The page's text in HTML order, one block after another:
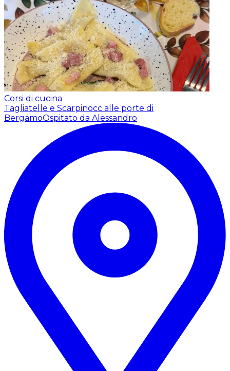
Corsi di cucina
Tagliatelle e Scarpinocc alle porte di
BergamoOspitato da Alessandro